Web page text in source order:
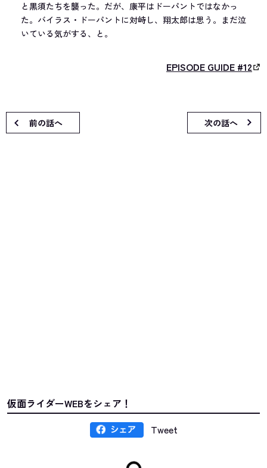
と黒須たちを襲った。だが、康平はドーパントではなかっ
た。バイラス・ドーパントに対峙し、翔太郎は思う。まだ泣
いている気がする、と。
EPISODE GUIDE #12
前の話へ 次の話へ
仮面ライダーWEBをシェア！
Tweet